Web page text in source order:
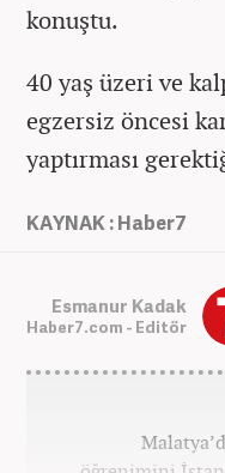
konuştu.
40 yaş üzeri ve
egzersiz öncesi
yaptırması
KAYNAK : Haber7
Esmanur Kadak
Haber7.com - Editör